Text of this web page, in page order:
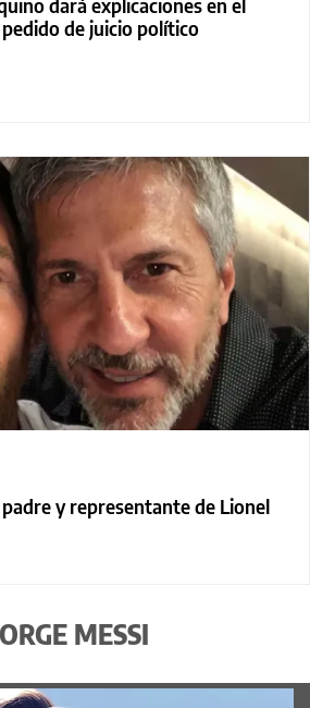
dará explicaciones en el
de juicio político
y representante de Lionel
MESSI